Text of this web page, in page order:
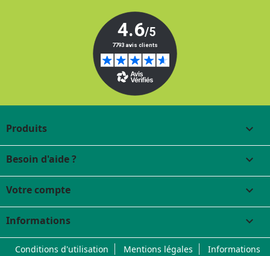
Produits 
Besoin d'aide ? 
Votre compte 
Informations keyboard_arrow_down
Conditions d'utilisation Mentions légales
Informations